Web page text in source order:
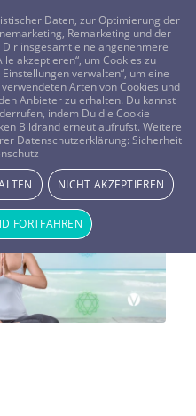
0800-8478266
- Beraterblog
Daten, zur Optimierung der
Remarketing und der
insgesamt eine angenehmere
akzeptieren“, um Cookies zu
verwalten“, um eine
Arten von Cookies und
Anbieter zu erhalten. Du kannst
indem Du die Cookie
Bildrand erneut aufrufst. Weitere
Datenschutzerklärung: Sicherheit
NICHT AKZEPTIEREN
FORTFAHREN